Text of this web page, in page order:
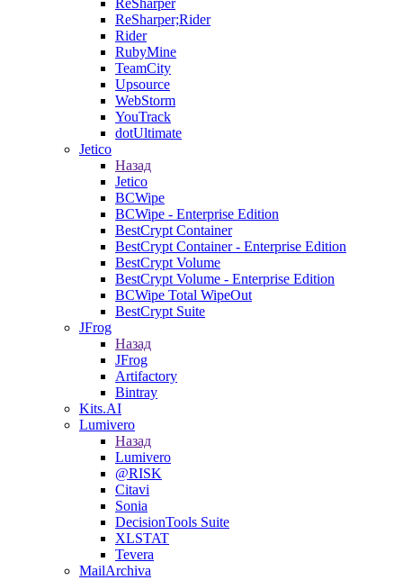
ReSharper
ReSharper;Rider
Rider
RubyMine
TeamCity
Upsource
WebStorm
YouTrack
dotUltimate
Jetico
Назад
Jetico
BCWipe
BCWipe - Enterprise Edition
BestCrypt Container
BestCrypt Container - Enterprise Edition
BestCrypt Volume
BestCrypt Volume - Enterprise Edition
BCWipe Total WipeOut
BestCrypt Suite
JFrog
Назад
JFrog
Artifactory
Bintray
Kits.AI
Lumivero
Назад
Lumivero
@RISK
Citavi
Sonia
DecisionTools Suite
XLSTAT
Tevera
MailArchiva